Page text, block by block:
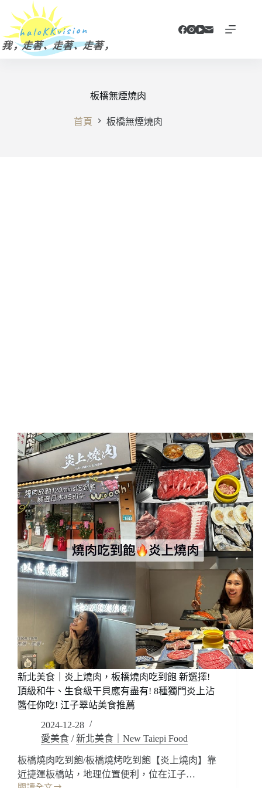
主
要
板橋無煙燒肉
首頁 板橋無煙燒肉
新北美食｜炎上燒肉，板橋燒肉吃到飽 新選擇!
頂級和牛、生食級干貝應有盡有! 8種獨門炎上沾
醬任你吃! 江子翠站美食推薦
2024-12-28
愛美食 /新北美食｜New Taiepi Food
板橋燒肉吃到飽/板橋燒烤吃到飽【炎上燒肉】靠
近捷運板橋站，地理位置便利，位在江子…